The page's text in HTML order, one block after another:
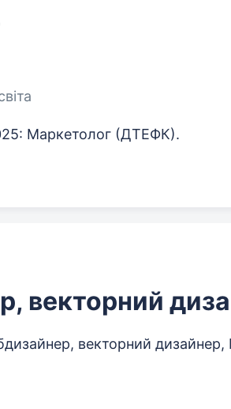
Маркетолог (ДТЕФК).
векторний
векторний дизайнер,